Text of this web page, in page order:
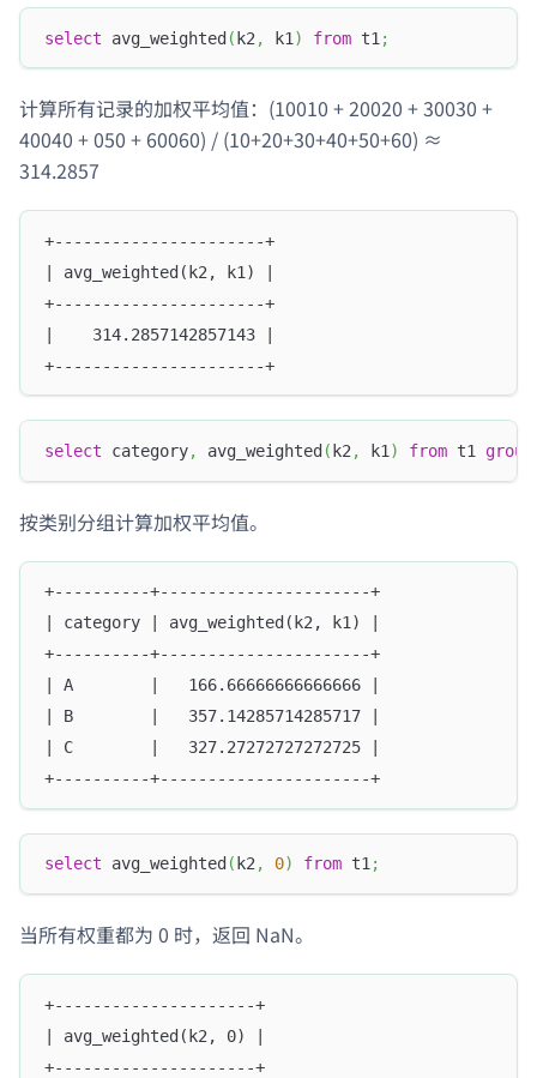
select avg_weighted(k2 , k1 ) from t1 ;
计算所有记录的加权平均值：(10010 + 20020 + 30030 +
40040 + 050 + 60060) / (10+20+30+40+50+60) ≈
314.2857
+----------------------+
| avg_weighted(k2, k1) |
+----------------------+
|    314.2857142857143 |
+----------------------+
select category, avg_weighted ( k2 , k1 ) from t1 group
按类别分组计算加权平均值。
+----------+----------------------+
| category | avg_weighted(k2, k1) |
+----------+----------------------+
| A        |   166.66666666666666 |
| B        |   357.14285714285717 |
| C        |   327.27272727272725 |
+----------+----------------------+
select avg_weighted ( k2, 0) from t1;
当所有权重都为 0 时，返回 NaN。
+---------------------+
| avg_weighted(k2, 0) |
+---------------------+